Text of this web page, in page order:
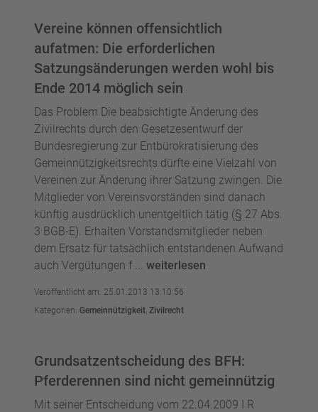
Vereine können offensichtlich
aufatmen: Die erforderlichen
Satzungsänderungen werden wohl bis
Ende 2014 möglich sein
Das Problem Die beabsichtigte Änderung des
Zivilrechts durch den Gesetzesentwurf der
Bundesregierung zur Entbürokratisierung des
Gemeinnützigkeitsrechts dürfte eine Vielzahl von
Vereinen zur Änderung ihrer Satzung zwingen. Die
Mitglieder von Vereinsvorständen sind danach
künftig ausdrücklich unentgeltlich tätig (§ 27 Abs.
3 BGB-E). Erhalten Vorstandsmitglieder neben
dem Ersatz für tatsächlich entstandenen Aufwand
auch Vergütungen f ... weiterlesen
Veröffentlicht am: 25.01.2013 13:10:56
Kategorien: Gemeinnützigkeit, Zivilrecht
Grundsatzentscheidung des BFH:
Pferderennen sind nicht gemeinnützig
Mit seiner Entscheidung vom 22.04.2009 I R